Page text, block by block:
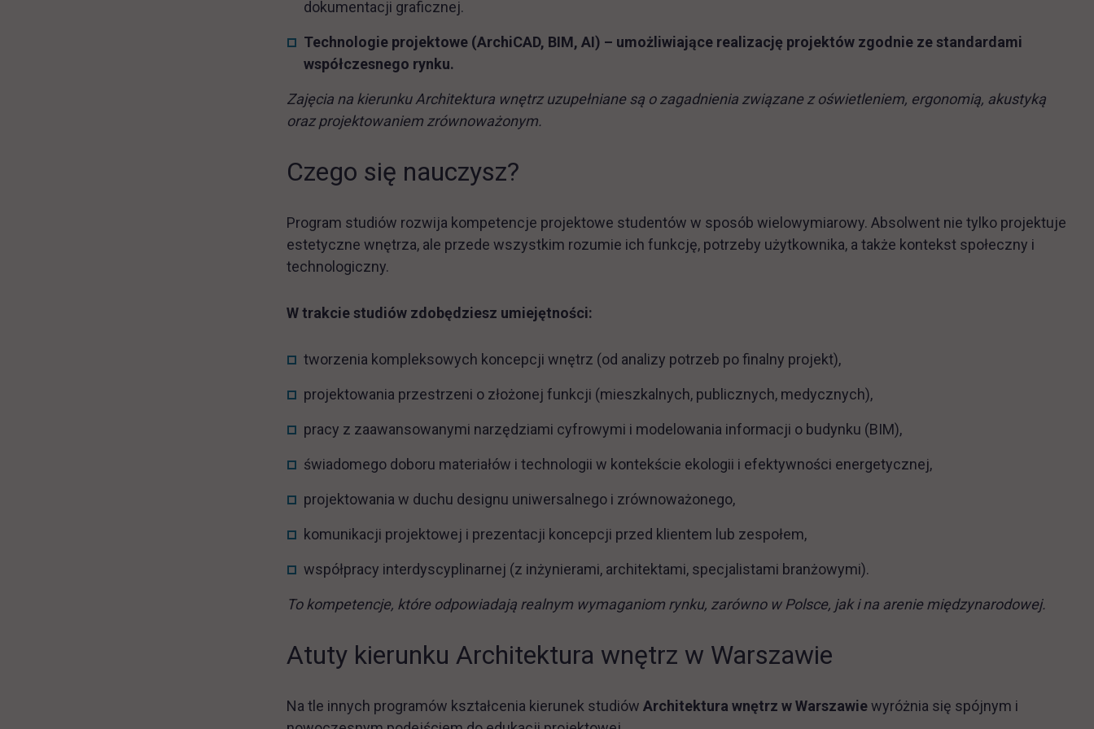
dokumentacji graficznej.
Technologie projektowe (ArchiCAD, BIM, AI) – umożliwiające realizację projektów zgodnie ze standardami
współczesnego rynku.
Zajęcia na kierunku Architektura wnętrz uzupełniane są o zagadnienia związane z oświetleniem, ergonomią, akustyką
oraz projektowaniem zrównoważonym.
Czego się nauczysz?
Program studiów rozwija kompetencje projektowe studentów w sposób wielowymiarowy. Absolwent nie tylko projektuje
estetyczne wnętrza, ale przede wszystkim rozumie ich funkcję, potrzeby użytkownika, a także kontekst społeczny i
technologiczny.
W trakcie studiów zdobędziesz umiejętności:
tworzenia kompleksowych koncepcji wnętrz (od analizy potrzeb po finalny projekt),
projektowania przestrzeni o złożonej funkcji (mieszkalnych, publicznych, medycznych),
pracy z zaawansowanymi narzędziami cyfrowymi i modelowania informacji o budynku (BIM),
świadomego doboru materiałów i technologii w kontekście ekologii i efektywności energetycznej,
projektowania w duchu designu uniwersalnego i zrównoważonego,
komunikacji projektowej i prezentacji koncepcji przed klientem lub zespołem,
współpracy interdyscyplinarnej (z inżynierami, architektami, specjalistami branżowymi).
To kompetencje, które odpowiadają realnym wymaganiom rynku, zarówno w Polsce, jak i na arenie międzynarodowej.
Atuty kierunku Architektura wnętrz w Warszawie
Na tle innych programów kształcenia kierunek studiów Architektura wnętrz w Warszawiewyróżnia się spójnym i